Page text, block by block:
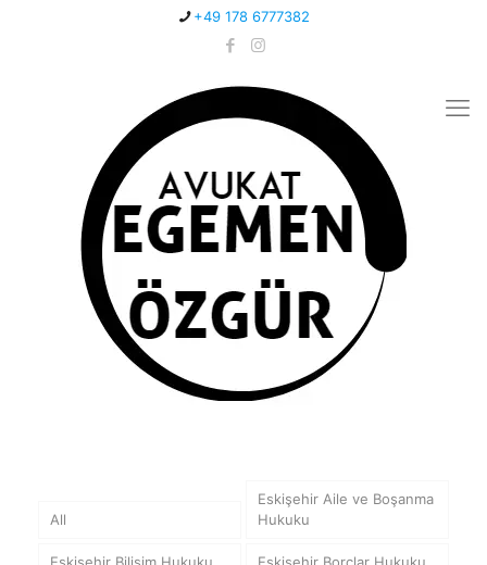
+49 178 6777382
All
Eskişehir Aile ve Boşanma
Hukuku
Eskişehir Bilişim Hukuku Eskişehir Borçlar Hukuku